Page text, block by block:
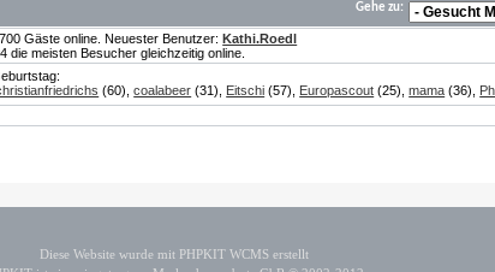
Gehe zu:
Gäste online. Neuester Benutzer:Kathi.Roedl
die meisten Besucher gleichzeitig online.
(60),coalabeer (31), Eitschi (57), Europascout (25),mama (36),
Diese Website wurde mit PHPKIT WCMS erstellt